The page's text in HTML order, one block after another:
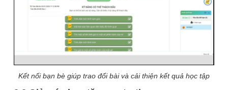
Kết nối bạn bè giúp trao đổi bài và cải thiện kết quả học tập